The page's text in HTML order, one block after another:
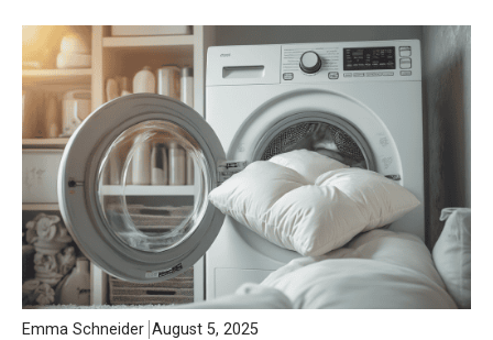
Emma Schneider August 5, 2025